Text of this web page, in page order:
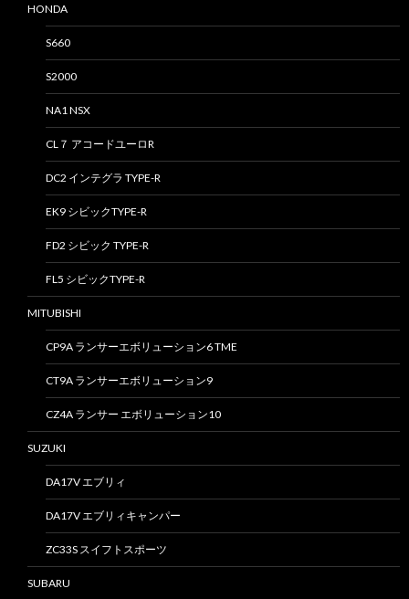
HONDA
S660
S2000
NA1 NSX
CL７ アコードユーロR
DC2 インテグラ TYPE-R
EK9 シビックTYPE-R
FD2 シビック TYPE-R
FL5 シビックTYPE-R
MITUBISHI
CP9A ランサーエボリューション6 TME
CT9A ランサーエボリューション9
CZ4A ランサー エボリューション10
SUZUKI
DA17V エブリィ
DA17V エブリィキャンパー
ZC33S スイフトスポーツ
SUBARU